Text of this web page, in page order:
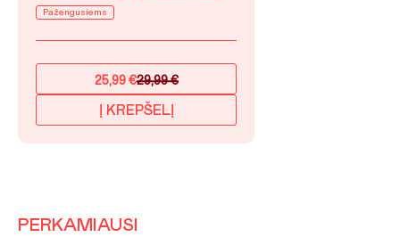
Pažengusiems
29,99€
Original
price
was:
25,99 €
Current
price
is:
Į KREPŠELĮ
PERKAMIAUSI